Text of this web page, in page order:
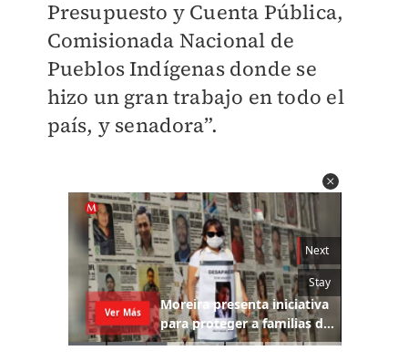
Presupuesto y Cuenta Pública,
Comisionada Nacional de
Pueblos Indígenas donde se
hizo un gran trabajo en todo el
país, y senadora”.